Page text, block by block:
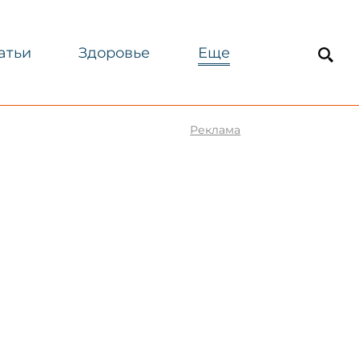
Здоровье Еще
Реклама